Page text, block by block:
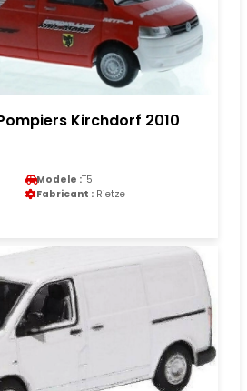
Kirchdorf 2010
Modele :T5
Fabricant : Rietze